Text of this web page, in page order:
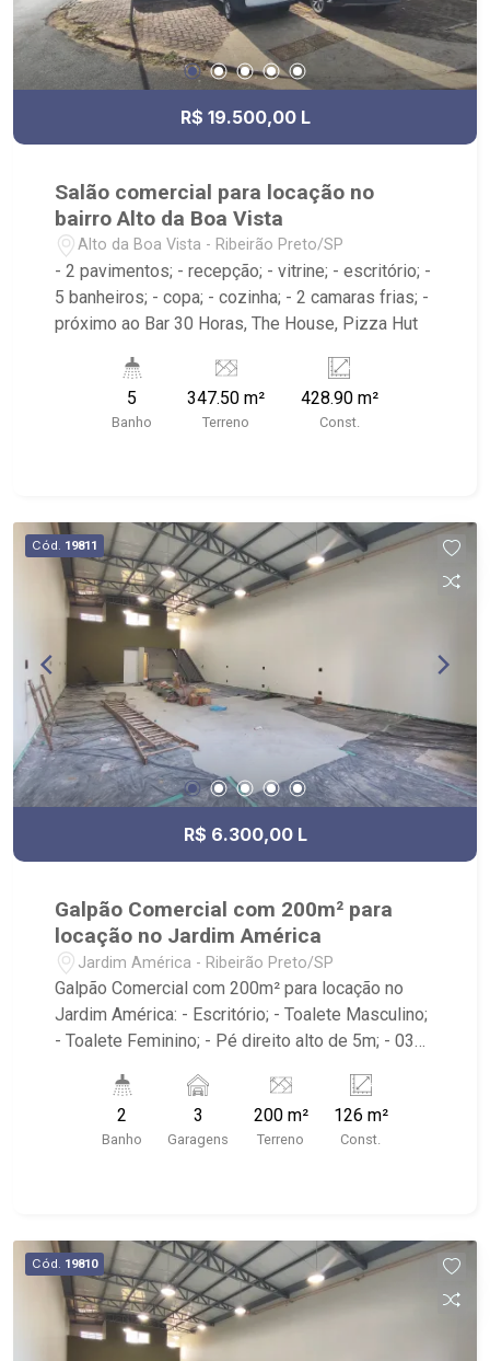
R$ 19.500,00 L
Salão comercial para locação no
bairro Alto da Boa Vista
Alto da Boa Vista - Ribeirão Preto/SP
- 2 pavimentos; - recepção; - vitrine; - escritório; -
5 banheiros; - copa; - cozinha; - 2 camaras frias; -
próximo ao Bar 30 Horas, The House, Pizza Hut
5
Banho
347.50 m²
Terreno
428.90 m²
Const.
Cód. 19811
R$ 6.300,00 L
Galpão Comercial com 200m² para
locação no Jardim América
Jardim América - Ribeirão Preto/SP
Galpão Comercial com 200m² para locação no
Jardim América: - Escritório; - Toalete Masculino;
- Toalete Feminino; - Pé direito alto de 5m; - 03
Portugal, Av. Nove de Julho, Oba Hortifruti,
Habib`s e McDonald`s.
2
Banho
3
Garagens
200 m²
Terreno
126 m²
Const.
Cód. 19810